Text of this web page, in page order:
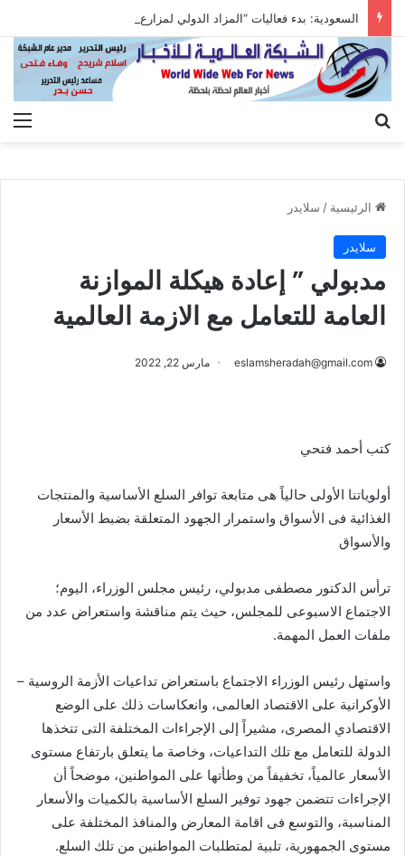
السعودية: بدء فعاليات “المزاد الدولي لمزارع إنتاج الصقور 2026”
الرئيسية / سلايدر
سلايدر
مدبولي ” إعادة هيكلة الموازنة
العامة للتعامل مع الازمة العالمية
eslamsheradah@gmail.com مارس 22, 2022
كتب أحمد فتحي
أولوياتنا الأولى حالياً هى متابعة توافر السلع الأساسية والمنتجات
الغذائية فى الأسواق واستمرار الجهود المتعلقة بضبط الأسعار
والأسواق
ترأس الدكتور مصطفى مدبولي، رئيس مجلس الوزراء، اليوم؛
الاجتماع الاسبوعى للمجلس، حيث يتم مناقشة واستعراض عدد من
ملفات العمل المهمة.
واستهل رئيس الوزراء الاجتماع باستعراض تداعيات الأزمة الروسية –
الأوكرانية على الاقتصاد العالمى، وانعكاسات ذلك على الوضع
الاقتصادي المصرى، مشيراً إلى الإجراءات المختلفة التى تتخذها
الدولة للتعامل مع تلك التداعيات، وخاصة ما يتعلق بارتفاع مستوى
الأسعار عالمياً، تخفيفاً من وطأتها على المواطنين، موضحاً أن
الإجراءات تتضمن جهود توفير السلع الأساسية بالكميات والأسعار
المناسبة، والتوسع فى اقامة المعارض والمنافذ المختلفة على
مستوى الجمهورية، تلبية لمتطلبات المواطنين من تلك السلع.